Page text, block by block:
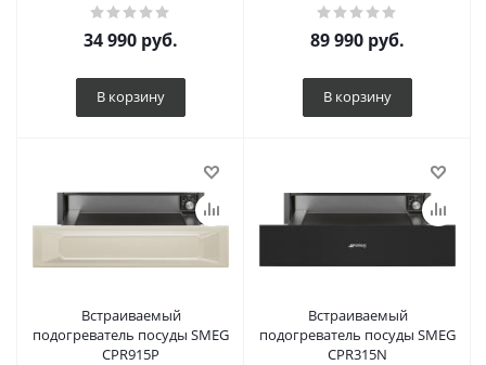
34 990 руб.
В корзину
89 990 руб.
В корзину
Встраиваемый
подогреватель посуды SMEG
CPR915P
Встраиваемый
подогреватель посуды SMEG
CPR315N